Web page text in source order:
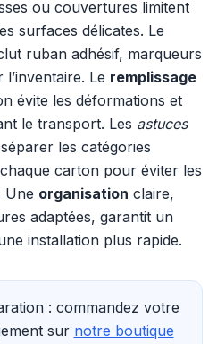
ou couvertures limitent
surfaces délicates. Le
ruban adhésif, marqueurs
Le remplissage
évite les déformations et
le transport. Les astuces
les catégories
carton pour éviter les
Une organisation claire,
adaptées, garantit un
installation plus rapide.
: commandez votre
sur notre boutique